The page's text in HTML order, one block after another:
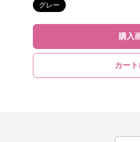
グレー
購入
カー